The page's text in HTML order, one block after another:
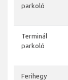
parkoló
Terminál
parkoló
Ferihegy